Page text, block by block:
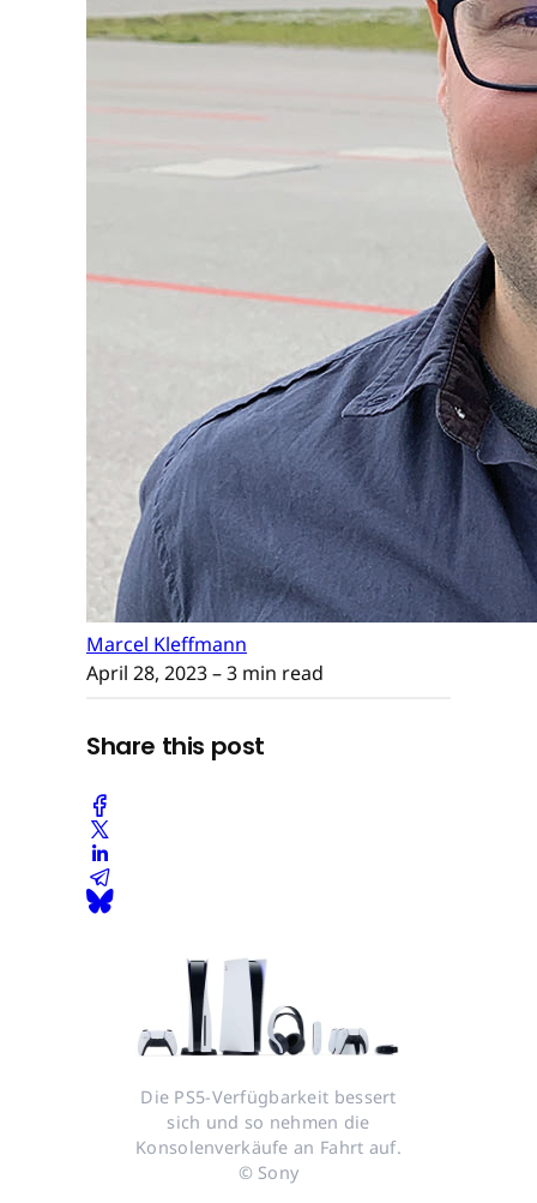
Marcel Kleffmann
April 28, 2023– 3 min read
Share this post
Die PS5-Verfügbarkeit bessert
sich und so nehmen die
Konsolenverkäufe an Fahrt auf.
© Sony